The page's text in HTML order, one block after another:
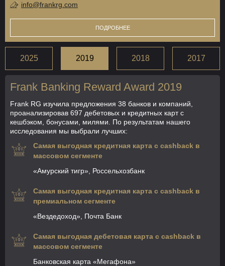
info@frankrg.com
ПОДРОБНЕЕ
2025 2019 2018 2017
Frank Banking Reward Award 2019
Frank RG изучила предложения 38 банков и компаний,
проанализировав 697 дебетовых и кредитных карт с
кешбэком, бонусами, милями. По результатам нашего
исследования мы выбрали лучших:
Самая выгодная кредитная карта с cashback в
массовом сегменте
«Амурский тигр», Россельхозбанк
Самая выгодная кредитная карта с cashback в
премиальном сегменте
«Вездедоход», Почта Банк
Самая выгодная дебетовая карта с cashback в
массовом сегменте
Банковская карта «Мегафона»